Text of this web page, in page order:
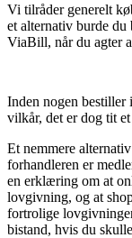
Vi tilråder generelt
et alternativ burde du
ViaBill, når du agter
Inden nogen bestiller
vilkår, det er dog tit
Et nemmere
forhandleren er
en erklæring om at
lovgivning, og at
fortrolige
bistand, hvis du